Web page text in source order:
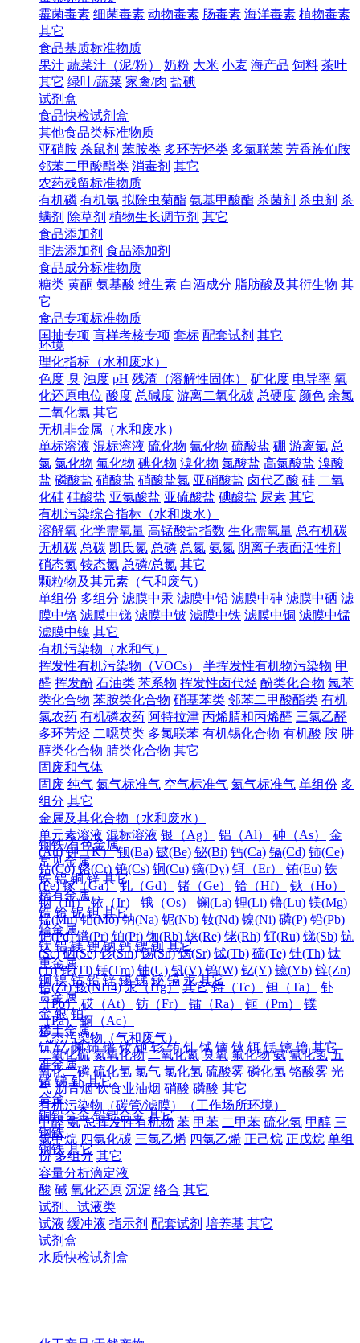
霉菌毒素 细菌毒素 动物毒素 肠毒素 海洋毒素 植物毒素
其它
食品基质标准物质
果汁 蔬菜汁（泥/粉） 奶粉 大米 小麦 海产品 饲料 茶叶
其它 绿叶/蔬菜 家禽/肉 盐碘
试剂盒
食品快检试剂盒
其他食品类标准物质
亚硝胺 杀鼠剂 苯胺类 多环芳烃类 多氯联苯 芳香族伯胺
邻苯二甲酸酯类 消毒剂 其它
农药残留标准物质
有机磷 有机氯 拟除虫菊酯 氨基甲酸酯 杀菌剂 杀虫剂 杀
螨剂 除草剂 植物生长调节剂 其它
食品添加剂
非法添加剂 食品添加剂
食品成分标准物质
糖类 黄酮 氨基酸 维生素 白酒成分 脂肪酸及其衍生物 其
它
食品专项标准物质
国抽专项 盲样考核专项 套标 配套试剂 其它
环境
理化指标（水和废水）
色度 臭 浊度 pH 残渣（溶解性固体） 矿化度 电导率 氧
化还原电位 酸度 总碱度 游离二氧化碳 总硬度 颜色 余氯
二氧化氯 其它
无机非金属（水和废水）
单标溶液 混标溶液 硫化物 氰化物 硫酸盐 硼 游离氯 总
氯 氯化物 氟化物 碘化物 溴化物 氯酸盐 高氯酸盐 溴酸
盐 磷酸盐 硝酸盐 硝酸盐氮 亚硝酸盐 卤代乙酸 硅 二氧
化硅 硅酸盐 亚氯酸盐 亚硫酸盐 碘酸盐 尿素 其它
有机污染综合指标（水和废水）
溶解氧 化学需氧量 高锰酸盐指数 生化需氧量 总有机碳
无机碳 总碳 凯氏氮 总磷 总氮 氨氮 阴离子表面活性剂
硝态氮 铵态氮 总磷/总氮 其它
颗粒物及其元素（气和废气）
单组份 多组分 滤膜中汞 滤膜中铅 滤膜中砷 滤膜中硒 滤
膜中铬 滤膜中锑 滤膜中铍 滤膜中铁 滤膜中铜 滤膜中锰
滤膜中镍 其它
有机污染物（水和气）
挥发性有机污染物（VOCs）
半挥发性有机物污染物 甲
醛 挥发酚 石油类 苯系物 挥发性卤代烃 酚类化合物 氯苯
类化合物 苯胺类化合物 硝基苯类 邻苯二甲酸酯类 有机
氯农药 有机磷农药 阿特拉津 丙烯腈和丙烯醛 三氯乙醛
多环芳烃 二噁英类 多氯联苯 有机锡化合物 有机酸 胺 肼
醇类化合物 腈类化合物 其它
固废和气体
固废 纯气 氮气标准气 空气标准气 氦气标准气 单组份 多
组分 其它
金属及其化合物（水和废水）
单元素溶液 混标溶液 银（Ag） 铝（Al） 砷（As）
金
(Au) 钾（K） 钡(Ba) 铍(Be) 铋(Bi) 钙(Ca) 镉(Cd) 铈(Ce)
钴(Co) 铬(Cr) 铯(Cs) 铜(Cu) 镝(Dy) 铒（Er） 铕(Eu) 铁
(Fe) 镓（Ga） 钆（Gd） 锗（Ge） 铪（Hf）
钬（Ho）
铟（In） 铱（Ir） 锇（Os） 镧(La) 锂(Li) 镥(Lu) 镁(Mg)
锰(Mn) 钼(Mo) 钠(Na) 铌(Nb) 钕(Nd) 镍(Ni) 磷(P) 铅(Pb)
钯(Pd) 镨(Pr) 铂(Pt) 铷(Rb) 铼(Re) 铑(Rh) 钌(Ru) 锑(Sb) 钪
(Sc) 硒(Se) 钐(Sm) 锡(Sn) 锶(Sr) 铽(Tb) 碲(Te) 钍(Th) 钛
(Ti) 铊(Tl) 铥(Tm) 铀(U) 钒(V) 钨(W) 钇(Y) 镱(Yb) 锌(Zn)
锆(Zr) 铵(NH4) 汞（Hg） 其它 锝（Tc） 钽（Ta）
钋
（Po） 砹（At） 钫（Fr） 镭（Ra） 钷（Pm）
镤
（Pa） 锕（Ac）
气态污染物（气和废气）
二氧化硫 氮氧化物 二氧化氮 臭氧 氟化物 氨 氰化氢 五
氧化二磷 硫化氢 氯气 氯化氢 硫酸雾 磷化氢 铬酸雾 光
气 沥青烟 饮食业油烟 硝酸 磷酸 其它
有机污染物（碳管/滤膜）（工作场所环境）
甲醛 氨 总挥发性有机物 苯 甲苯 二甲苯 硫化氢 甲醇 三
氯甲烷 四氯化碳 三氯乙烯 四氯乙烯 正己烷 正戊烷 单组
份 多组分 其它
容量分析滴定液
酸 碱 氧化还原 沉淀 络合 其它
试剂、试液类
试液 缓冲液 指示剂 配套试剂 培养基 其它
试剂盒
水质快检试剂盒
钢铁/有色金属
常见金属
铁 铝 铜 锌 其它
稀有金属
锆 铪 铌 钽 其它
轻金属
钛 铝 镁 钾 钠 钙 锶 钡 其它
重金属
铜 镍 钴 铅 锌 锡 锑 铋 镉 汞 其它
贵金属
金 银 铂
稀土金属
钪 钇 镧 铈 镨 钕 钷 钐 铕 钆 铽 镝 钬 铒 铥 镱 镥 其它
准金属
锗 锑 钋 其它
合金
铜铅合金 铅钯合金 其它
钢铁
钢铁 其它